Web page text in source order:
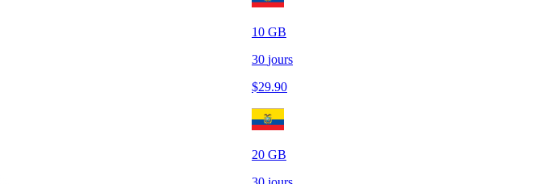
10 GB
30 jours
$29.90
20 GB